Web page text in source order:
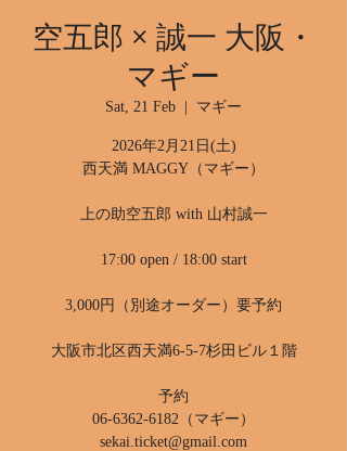
空五郎 × 誠一 大阪・
マギー
Sat, 21 Feb マギー
2026年2月21日(土)
西天満 MAGGY（マギー）
上の助空五郎 with 山村誠一
17:00 open / 18:00 start
3,000円（別途オーダー）要予約
大阪市北区西天満6-5-7杉田ビル１階
予約
06-6362-6182（マギー）
sekai.ticket@gmail.com